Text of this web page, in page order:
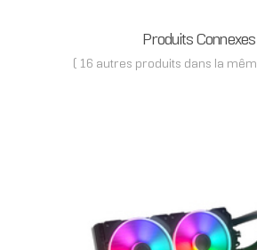
Produits Connexes
( 16 autres produits dans la